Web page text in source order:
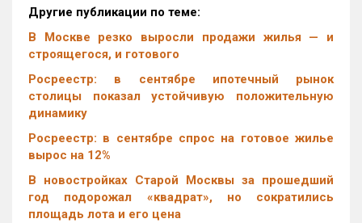
Другие публикации по теме:
В Москве резко выросли продажи жилья — и
строящегося, и готового
Росреестр: в сентябре ипотечный рынок
столицы показал устойчивую положительную
динамику
Росреестр: в сентябре спрос на готовое жилье
вырос на 12%
В новостройках Старой Москвы за прошедший
год подорожал «квадрат», но сократились
площадь лота и его цена